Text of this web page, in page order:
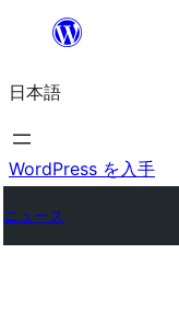
日本語
WordPress を入手
ニュース